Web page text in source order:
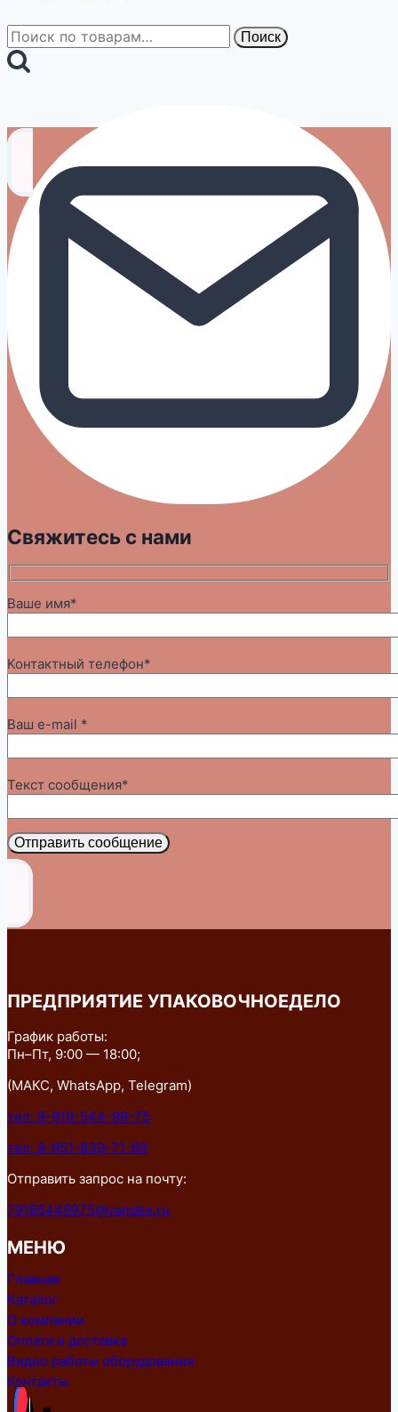
Искать: Поиск
Свяжитесь с нами
Ваше имя*
Контактный телефон*
Ваш e-mail *
Текст сообщения*
Отправить сообщение
ПРЕДПРИЯТИЕ УПАКОВОЧНОЕДЕЛО
График работы:
Пн–Пт, 9:00 — 18:00;
(МАКС, WhatsApp, Telegram)
тел: 8-918-544-99-75
тел: 8-951-839-71-89
Отправить запрос на почту:
79185449975@yandex.ru
МЕНЮ
Главная
Каталог
О компании
Оплата и доставка
Видео работы оборудования
Контакты